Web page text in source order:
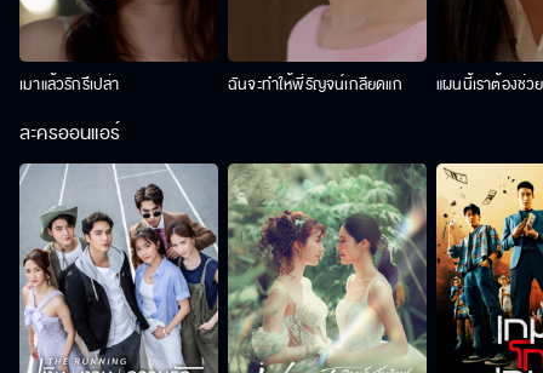
เมาแล้วรักรึเปล่า ฉันจะทำให้พี่รัญจน์เกลียดแก แผนนี้เราต้องช่ว
ละครออนแอร์